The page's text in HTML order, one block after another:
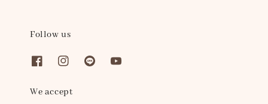
Follow us
We accept